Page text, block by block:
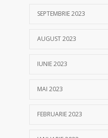
SEPTEMBRIE 2023
AUGUST 2023
IUNIE 2023
MAI 2023
FEBRUARIE 2023